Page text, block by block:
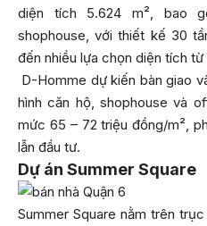
diện tích 5.624 m², bao
shophouse, với thiết kế 30
đến nhiều lựa chọn diện tích từ
D-Homme dự kiến bàn giao
hình căn hộ, shophouse và
mức 65 – 72 triệu đồng/m²,
lẫn đầu tư.
Dự án Summer Square
Summer Square nằm trên